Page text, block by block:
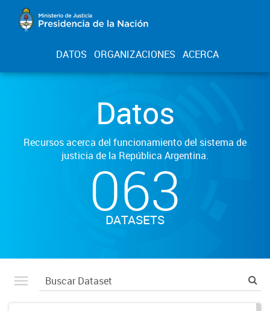
DATOS ORGANIZACIONES ACERCA
Datos
Recursos acerca del funcionamiento del sistema de
justicia de la República Argentina.
063
DATASETS